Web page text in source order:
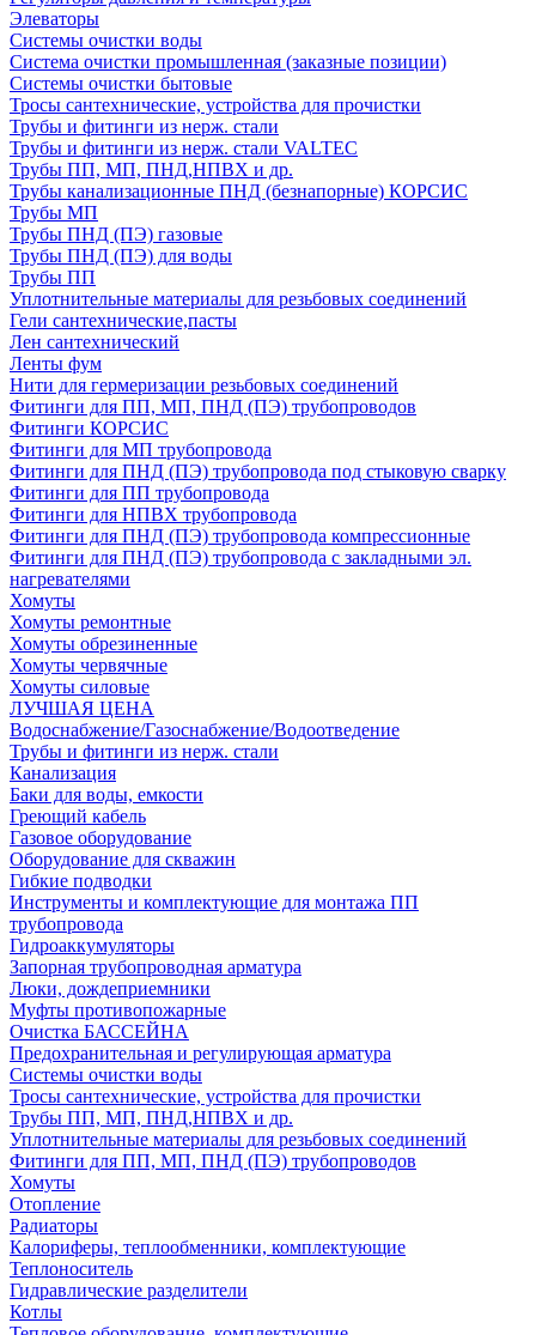
Элеваторы
Системы очистки воды
Система очистки промышленная (заказные позиции)
Системы очистки бытовые
Тросы сантехнические, устройства для прочистки
Трубы и фитинги из нерж. стали
Трубы и фитинги из нерж. стали VALTEC
Трубы ПП, МП, ПНД,НПВХ и др.
Трубы канализационные ПНД (безнапорные) КОРСИС
Трубы МП
Трубы ПНД (ПЭ) газовые
Трубы ПНД (ПЭ) для воды
Трубы ПП
Уплотнительные материалы для резьбовых соединений
Гели сантехнические,пасты
Лен сантехнический
Ленты фум
Нити для гермеризации резьбовых соединений
Фитинги для ПП, МП, ПНД (ПЭ) трубопроводов
Фитинги КОРСИС
Фитинги для МП трубопровода
Фитинги для ПНД (ПЭ) трубопровода под стыковую сварку
Фитинги для ПП трубопровода
Фитинги для НПВХ трубопровода
Фитинги для ПНД (ПЭ) трубопровода компрессионные
Фитинги для ПНД (ПЭ) трубопровода с закладными эл.
нагревателями
Хомуты
Хомуты ремонтные
Хомуты обрезиненные
Хомуты червячные
Хомуты силовые
ЛУЧШАЯ ЦЕНА
Водоснабжение/Газоснабжение/Водоотведение
Трубы и фитинги из нерж. стали
Канализация
Баки для воды, емкости
Греющий кабель
Газовое оборудование
Оборудование для скважин
Гибкие подводки
Инструменты и комплектующие для монтажа ПП
трубопровода
Гидроаккумуляторы
Запорная трубопроводная арматура
Люки, дождеприемники
Муфты противопожарные
Очистка БАССЕЙНА
Предохранительная и регулирующая арматура
Системы очистки воды
Тросы сантехнические, устройства для прочистки
Трубы ПП, МП, ПНД,НПВХ и др.
Уплотнительные материалы для резьбовых соединений
Фитинги для ПП, МП, ПНД (ПЭ) трубопроводов
Хомуты
Отопление
Радиаторы
Калориферы, теплообменники, комплектующие
Теплоноситель
Гидравлические разделители
Котлы